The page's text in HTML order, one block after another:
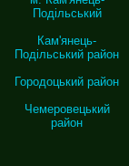
Подільський
Кам'янець-
Подільський район
Городоцький район
Чемеровецький
район